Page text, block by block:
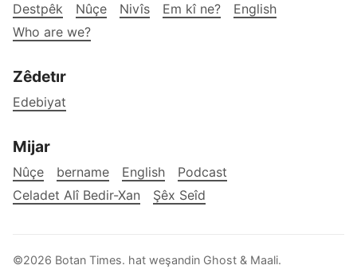
Destpêk Nûçe Nivîs Em kî ne?
English
Who are we?
Zêdetır
Edebiyat
Mijar
Nûçe bername English
Podcast
Celadet Alî Bedir-Xan
Şêx Seîd
©2026 Botan Times. hat weşandin Ghost & Maali.